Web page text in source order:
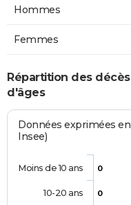
Hommes
Femmes
Répartition des
d'âges
Données exprimées
Insee)
0
0
Moins de 10 ans
10-20 ans